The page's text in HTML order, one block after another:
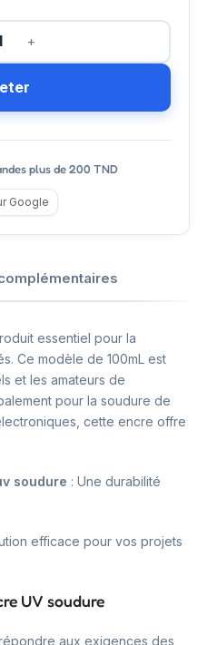
plus de 200 TND
Google
essentiel pour la
Ce modèle de 100mL est
et les amateurs de
pour la soudure de
cette encre offre
soudure : Une durabilité
efficace pour vos projets
UV soudure
aux exigences des